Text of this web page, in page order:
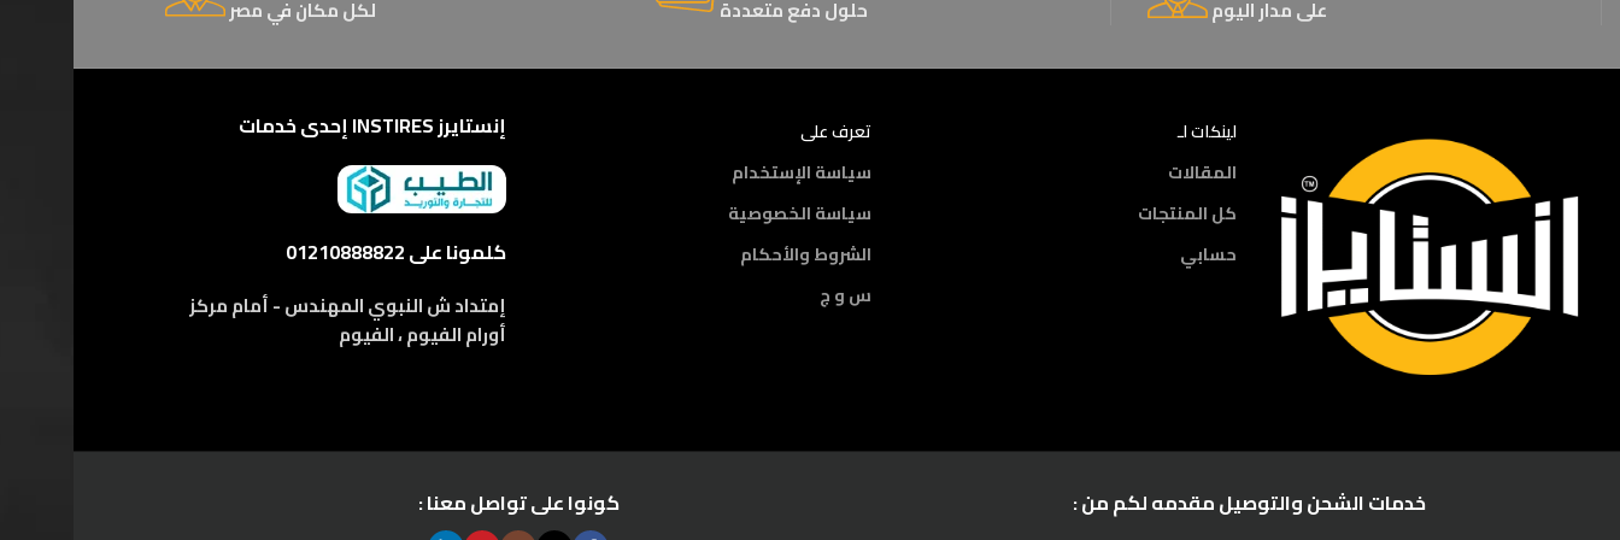
على مدار اليوم حلول دفع متعددة لكل مكان في مصر
لينكات لـ
المقالات
كل المنتجات
حسابي
تعرف على
سياسة الإستخدام
سياسة الخصوصية
الشروط والأحكام
س و ج
إنستايرز INSTIRES إحدى خدمات
كلمونا على 01210888822
إمتداد ش النبوي المهندس - أمام مركز
أورام الفيوم ، الفيوم
خدمات الشحن والتوصيل مقدمه لكم من : كونوا على تواصل معنا :